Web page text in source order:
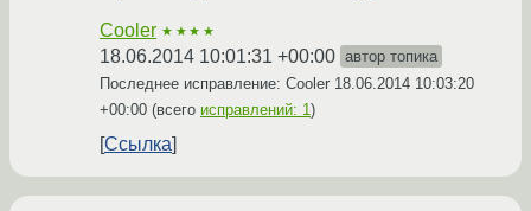
Cooler ★★★★
18.06.2014 10:01:31 +00:00 автор топика
Последнее исправление: Cooler 18.06.2014 10:03:20
+00:00 (всего исправлений: 1)
Ссылка